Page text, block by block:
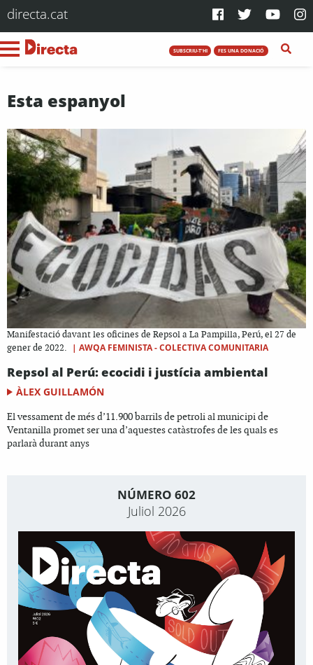
directa.cat
SUBSCRIU-T'HI FES UNA DONACIÓ
Esta espanyol
Manifestació davant les oficines de Repsol a La Pampilla, Perú, el 27 de
gener de 2022.
| AWQA FEMINISTA - COLECTIVA COMUNITARIA
Repsol al Perú: ecocidi i justícia ambiental
ÀLEX GUILLAMÓN
El vessament de més d’11.900 barrils de petroli al municipi de
Ventanilla promet ser una d’aquestes catàstrofes de les quals es
parlarà durant anys
NÚMERO 602
Juliol 2026